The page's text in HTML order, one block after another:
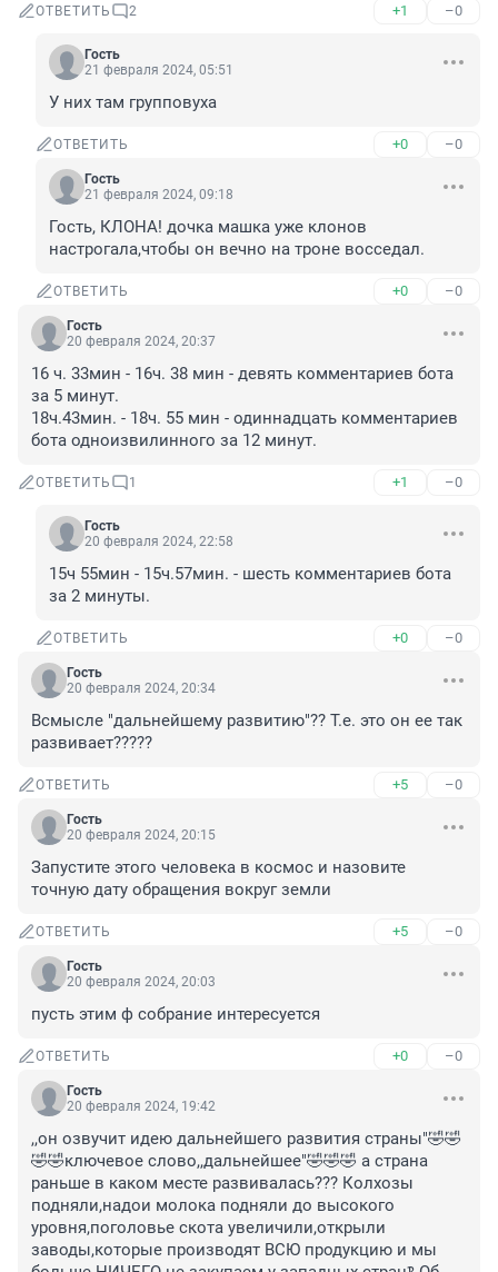
ОТВЕТИТЬ 2 +1 –0
Гость
21 февраля 2024, 05:51
У них там групповуха
ОТВЕТИТЬ +0 –0
Гость
21 февраля 2024, 09:18
Гость, КЛОНА! дочка машка уже клонов
настрогала,чтобы он вечно на троне восседал.
ОТВЕТИТЬ +0 –0
Гость
20 февраля 2024, 20:37
16 ч. 33мин - 16ч. 38 мин - девять комментариев бота
за 5 минут.
18ч.43мин. - 18ч. 55 мин - одиннадцать комментариев
бота одноизвилинного за 12 минут.
ОТВЕТИТЬ 1 +1 –0
Гость
20 февраля 2024, 22:58
15ч 55мин - 15ч.57мин. - шесть комментариев бота
за 2 минуты.
ОТВЕТИТЬ +0 –0
Гость
20 февраля 2024, 20:34
Всмысле "дальнейшему развитию"?? Т.е. это он ее так
развивает?????
ОТВЕТИТЬ +5 –0
Гость
20 февраля 2024, 20:15
Запустите этого человека в космос и назовите
точную дату обращения вокруг земли
ОТВЕТИТЬ +5 –0
Гость
20 февраля 2024, 20:03
пусть этим ф собрание интересуется
ОТВЕТИТЬ +0 –0
Гость
20 февраля 2024, 19:42
,,он озвучит идею дальнейшего развития страны"🤣🤣
🤣🤣ключевое слово,,дальнейшее"🤣🤣🤣 а страна
раньше в каком месте развивалась??? Колхозы
подняли,надои молока подняли до высокого
уровня,поголовье скота увеличили,открыли
заводы,которые производят ВСЮ продукцию и мы